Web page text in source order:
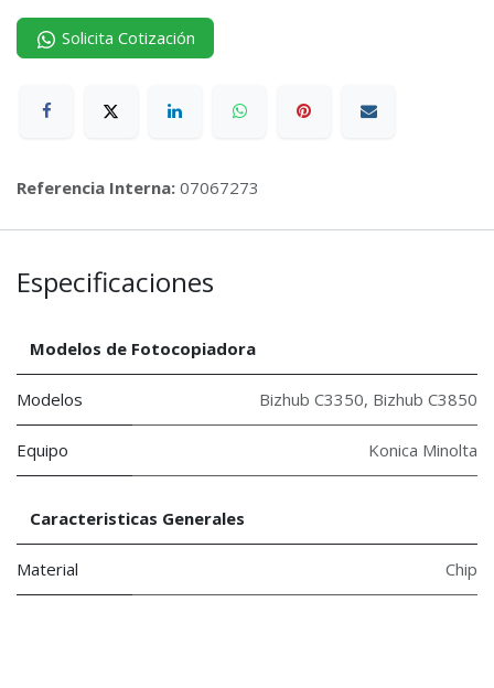
Solicita Cotización
Referencia Interna: 07067273
Especificaciones
Modelos de Fotocopiadora
Modelos Bizhub C3350, Bizhub C3850
Equipo Konica Minolta
Caracteristicas Generales
Material Chip